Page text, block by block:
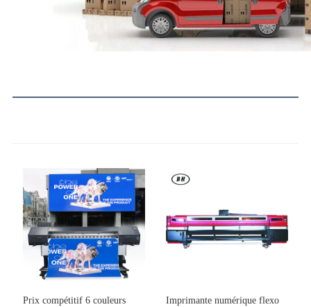
Prix ​​compétitif 6 couleurs
Imprimante numérique flexo